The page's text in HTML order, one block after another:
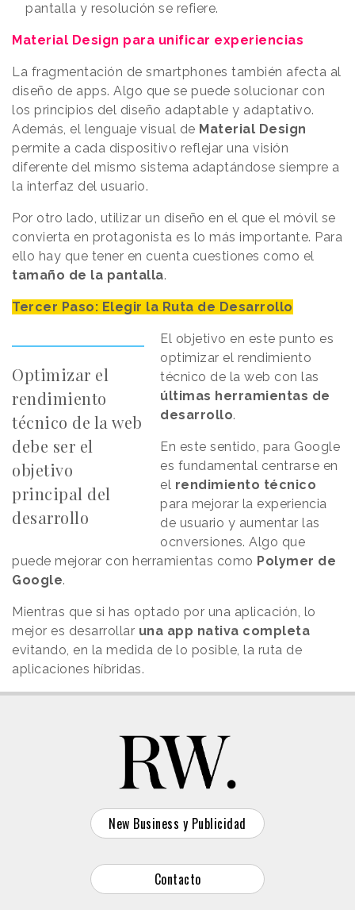
pantalla y resolución se refiere.
Material Design para unificar experiencias
La fragmentación de smartphones también afecta al
diseño de apps. Algo que se puede solucionar con
los principios del diseño adaptable y adaptativo.
Además, el lenguaje visual de Material Design
permite a cada dispositivo reflejar una visión
diferente del mismo sistema adaptándose siempre a
la interfaz del usuario.
Por otro lado, utilizar un diseño en el que el móvil se
convierta en protagonista es lo más importante. Para
ello hay que tener en cuenta cuestiones como el
tamaño de la pantalla.
Tercer Paso: Elegir la Ruta de Desarrollo
Optimizar el
rendimiento
técnico de la web
debe ser el
objetivo
principal del
desarrollo
El objetivo en este punto es
optimizar el rendimiento
técnico de la web con las
últimas herramientas de
desarrollo.
En este sentido, para Google
es fundamental centrarse en
el rendimiento técnico
para mejorar la experiencia
de usuario y aumentar las
ocnversiones. Algo que
puede mejorar con herramientas como Polymer de
Google.
Mientras que si has optado por una aplicación, lo
mejor es desarrollar una app nativa completa
evitando, en la medida de lo posible, la ruta de
aplicaciones híbridas.
New Business y Publicidad
Contacto